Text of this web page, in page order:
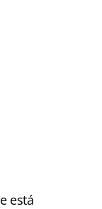
está